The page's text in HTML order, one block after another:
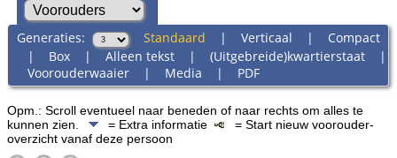
Generaties: Standaard | Verticaal | Compact
| Box| Alleen tekst| (Uitgebreide)kwartierstaat|
Voorouderwaaier| Media | PDF
Opm.: Scroll eventueel naar beneden of naar rechts om alles te
kunnen zien.
= Extra informatie
= Start nieuw voorouder-
overzicht vanaf deze persoon